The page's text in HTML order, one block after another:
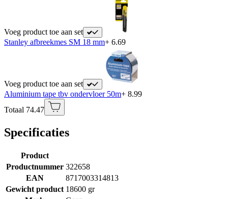
Voeg product toe aan set
Stanley afbreekmes SM 18 mm+ 6.69
Voeg product toe aan set
Aluminium tape tbv ondervloer 50m+ 8.99
Totaal 74.47
Specificaties
Product
Productnummer 322658
EAN
8717003314813
Gewicht product 18600 gr